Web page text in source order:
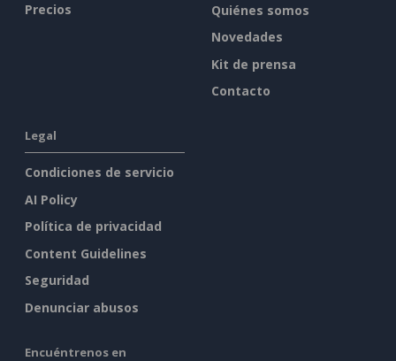
Precios
Quiénes somos
Novedades
Kit de prensa
Contacto
Legal
Condiciones de servicio
AI Policy
Política de privacidad
Content Guidelines
Seguridad
Denunciar abusos
Encuéntrenos en